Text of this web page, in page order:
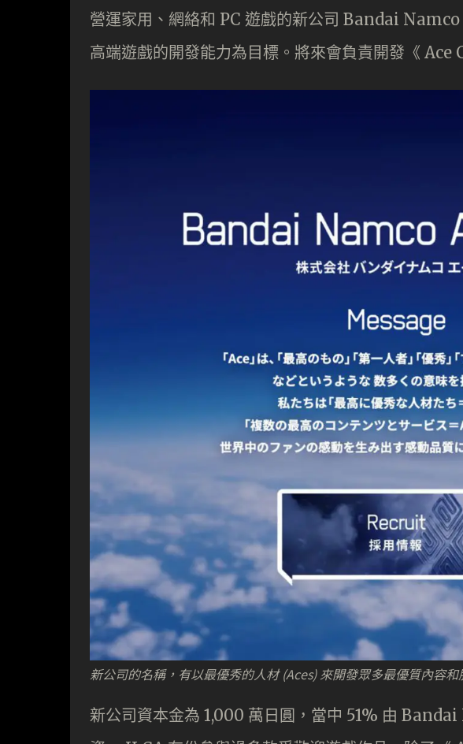
營運家用、網絡和 PC 遊戲的新公司 Bandai
高端遊戲的開發能力為目標。將來會負責開發《 Ace
新公司的名稱，有以最優秀的人材 (Aces) 來開發眾多最優質內容和
新公司資本金為 1,000 萬日圓，當中 51% 由